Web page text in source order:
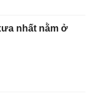
nhất nằm ở